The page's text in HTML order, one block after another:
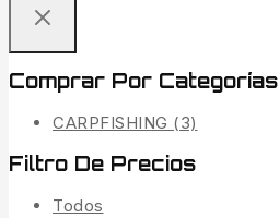
Comprar Por Categorías
CARPFISHING (3)
Filtro De Precios
Todos